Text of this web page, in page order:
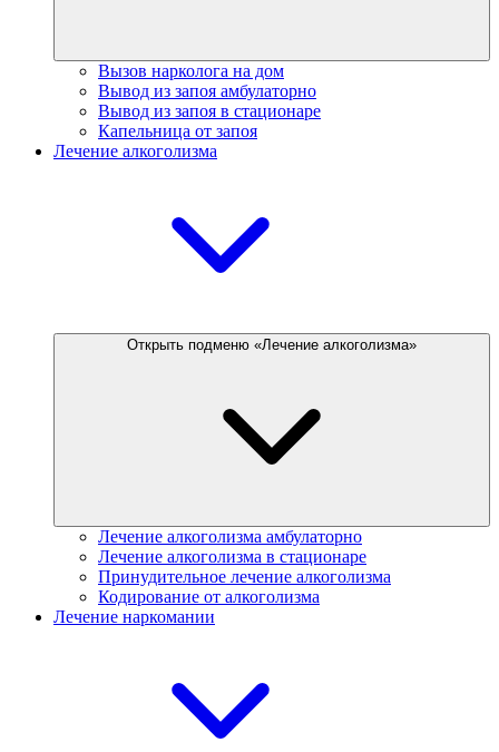
Вызов нарколога на дом
Вывод из запоя амбулаторно
Вывод из запоя в стационаре
Капельница от запоя
Лечение алкоголизма
Открыть подменю «Лечение алкоголизма»
Лечение алкоголизма амбулаторно
Лечение алкоголизма в стационаре
Принудительное лечение алкоголизма
Кодирование от алкоголизма
Лечение наркомании